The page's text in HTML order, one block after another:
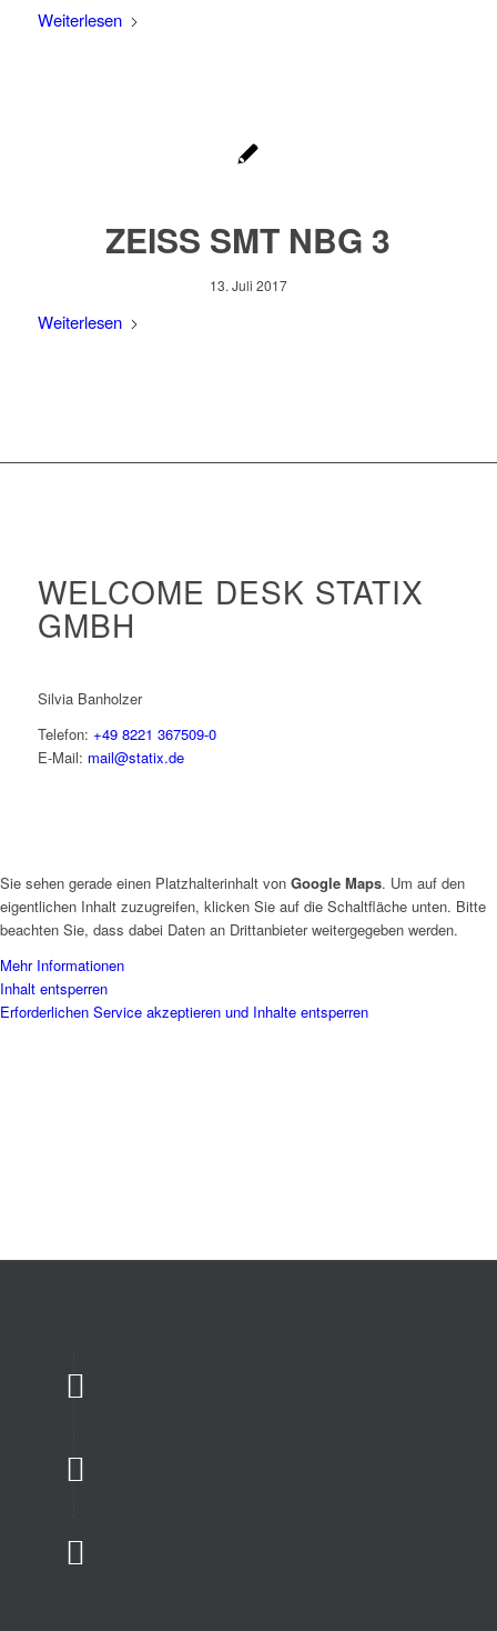
Weiterlesen
ZEISS SMT NBG 3
13. Juli 2017
Weiterlesen
WELCOME DESK STATIX
GMBH
Silvia Banholzer
Telefon: +49 8221 367509-0
E-Mail: mail@statix.de
Sie sehen gerade einen Platzhalterinhalt von Google Maps. Um auf den
eigentlichen Inhalt zuzugreifen, klicken Sie auf die Schaltfläche unten. Bitte
beachten Sie, dass dabei Daten an Drittanbieter weitergegeben werden.
Mehr Informationen
Inhalt entsperren
Erforderlichen Service akzeptieren und Inhalte entsperren